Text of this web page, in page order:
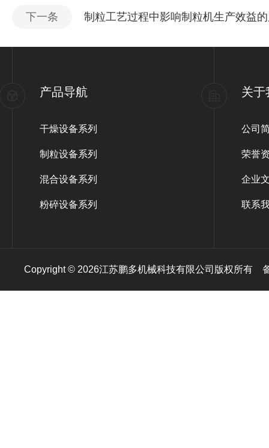
下一条 制粒工艺过程中影响制粒机生产效益
产品导航
干燥设备系列
制粒设备系列
混合设备系列
粉碎设备系列
关于
公司
荣誉
企业
联系
Copyright © 2026江苏鹏多机械科技有限公司版权所有